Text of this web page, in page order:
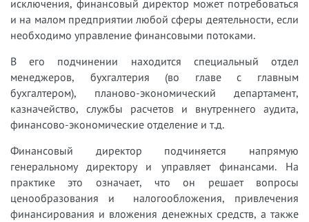
исключения, финансовый директор может потребоваться
и на малом предприятии любой сферы деятельности, если
необходимо управление финансовыми потоками.
В его подчинении находится специальный отдел
менеджеров, бухгалтерия (во главе с главным
бухгалтером), планово-экономический департамент,
казначейство, службы расчетов и внутреннего аудита,
финансово-экономические отделение и т.д.
Финансовый директор подчиняется напрямую
генеральному директору и управляет финансами. На
практике это означает, что он решает вопросы
ценообразования и налогообложения, привлечения
финансирования и вложения денежных средств, а также